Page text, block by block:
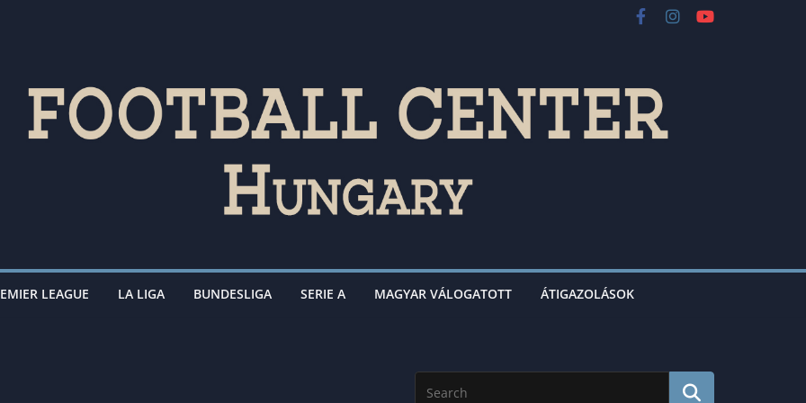
LEAGUE LA LIGA BUNDESLIGA SERIE A MAGYAR VÁLOGATOTT ÁTIGAZOLÁSOK